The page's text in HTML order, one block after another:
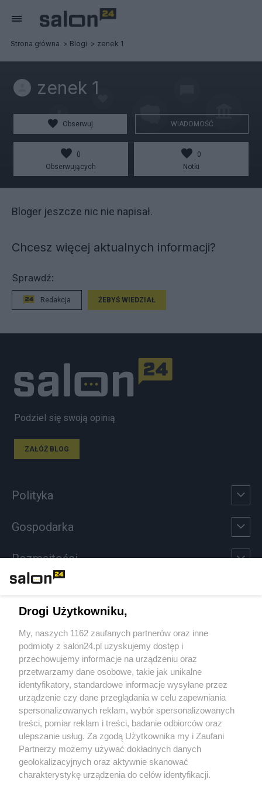
Strona główna Blogi zenek 1
zenek 1
Obserwuj WIADOMOŚĆ
0
Obserwujących
0
Notki
Bloger jeszcze nic nie napisał.
Chcesz więcej aktualnych informacji?
Sprawdź:
Redakcja ŻEBYŚ WIEDZIAŁ
Podziel się swoją opinią
ZAŁÓŻ BLOG
Polityka
Gospodarka
Rozmaitości
Sport
Społeczeństwo
Kultura
X Facebook Instagram Youtube
Drogi Użytkowniku,
My, naszych 1162 zaufanych partnerów oraz inne
podmioty z salon24.pl uzyskujemy dostęp i
przechowujemy informacje na urządzeniu oraz
przetwarzamy dane osobowe, takie jak unikalne
identyfikatory, standardowe informacje wysyłane przez
urządzenie czy dane przeglądania w celu zapewniania
spersonalizowanych reklam, wybór spersonalizowanych
treści, pomiar reklam i treści, badanie odbiorców oraz
ulepszanie usług. Za zgodą Użytkownika my i Zaufani
Partnerzy możemy używać dokładnych danych
geolokalizacyjnych oraz aktywnie skanować
charakterystykę urządzenia do celów identyfikacji.